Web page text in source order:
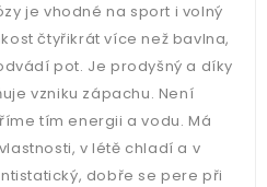
je vhodné na sport i volný
čtyřikrát více než bavlna,
pot. Je prodyšný a díky
vzniku zápachu. Není
tím energii a vodu. Má
v létě chladí a v
dobře se pere při